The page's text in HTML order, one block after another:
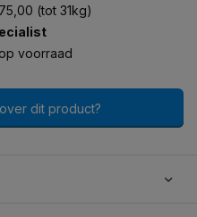
(tot 31kg)
voorraad
dit product?